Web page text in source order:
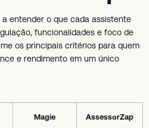
entender o que cada assistente
funcionalidades e foco de
os principais critérios para quem
e rendimento em um único
Magie AssessorZap